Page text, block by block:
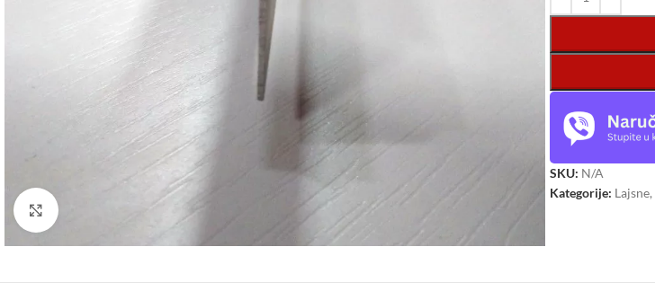
SKU: N/A
Kategorije: Lajsne,